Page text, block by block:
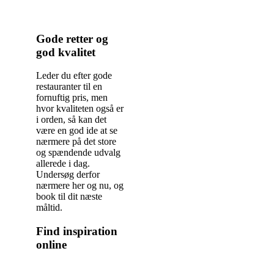
Gode retter og
god kvalitet
Leder du efter gode
restauranter til en
fornuftig pris, men
hvor kvaliteten også er
i orden, så kan det
være en god ide at se
nærmere på det store
og spændende udvalg
allerede i dag.
Undersøg derfor
nærmere her og nu, og
book til dit næste
måltid.
Find inspiration
online